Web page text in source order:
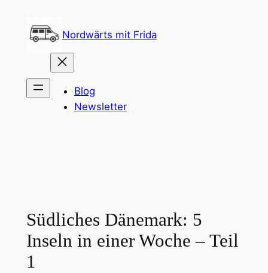
springen
Nordwärts mit Frida
Blog
Newsletter
Südliches Dänemark: 5
Inseln in einer Woche – Teil
1